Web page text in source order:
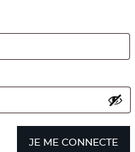
JE ME CONNECTE